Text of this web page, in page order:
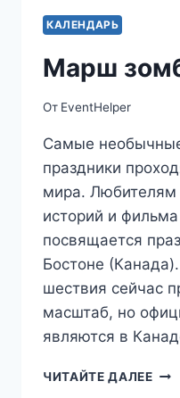
КАЛЕНДАРЬ
Марш
От EventHelper
Самые
праздники
мира.
историй и
посвящается
Бостоне
шествия сейчас
масштаб, но
являются в
ЧИТАЙТЕ ДАЛЕЕ